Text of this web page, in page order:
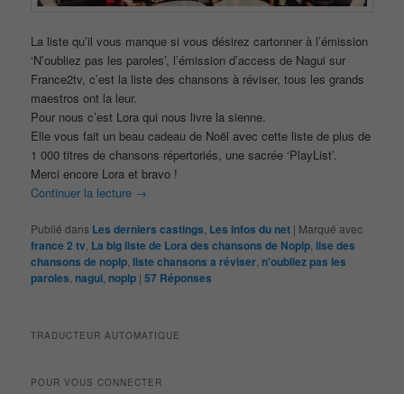
La liste qu’il vous manque si vous désirez cartonner à l’émission
‘N’oubliez pas les paroles’, l’émission d’access de Nagui sur
France2tv, c’est la liste des chansons à réviser, tous les grands
maestros ont la leur.
Pour nous c’est Lora qui nous livre la sienne.
Elle vous fait un beau cadeau de Noël avec cette liste de plus de
1 000 titres de chansons répertoriés, une sacrée ‘PlayList’.
Merci encore Lora et bravo !
Continuer la lecture →
Publié dans Les derniers castings Les infos du net | Marqué avec
france 2 tv La big liste de Lora des chansons de Noplp lise des
chansons de noplp liste chansons a réviser n'oubliez pas les
paroles nagui noplp |57 Réponses
TRADUCTEUR AUTOMATIQUE
POUR VOUS CONNECTER